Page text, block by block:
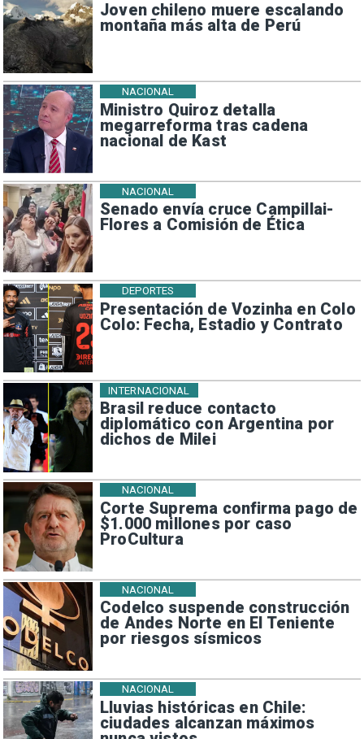
Joven chileno muere escalando
montaña más alta de Perú
Ministro Quiroz detalla
megarreforma tras cadena
nacional de Kast
NACIONAL
Senado envía cruce Campillai-
Flores a Comisión de Ética
NACIONAL
Presentación de Vozinha en Colo
Colo: Fecha, Estadio y Contrato
DEPORTES
Brasil reduce contacto
diplomático con Argentina por
dichos de Milei
INTERNACIONAL
Corte Suprema confirma pago de
$1.000 millones por caso
ProCultura
NACIONAL
Codelco suspende construcción
de Andes Norte en El Teniente
por riesgos sísmicos
NACIONAL
Lluvias históricas en Chile:
ciudades alcanzan máximos
NACIONAL